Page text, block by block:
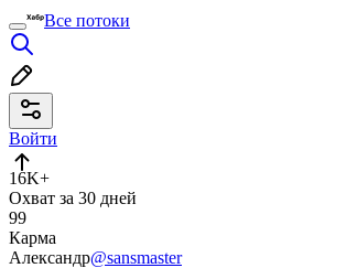
Все потоки
Войти
16K+
Охват за 30 дней
99
Карма
Александр@sansmaster